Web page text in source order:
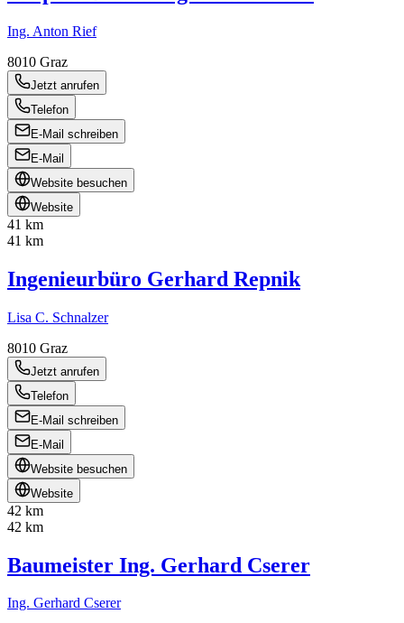
Ing. Anton Rief
8010 Graz
Jetzt anrufen
Telefon
E-Mail schreiben
E-Mail
Website besuchen
Website
41 km
41 km
Ingenieurbüro Gerhard Repnik
Lisa C. Schnalzer
8010 Graz
Jetzt anrufen
Telefon
E-Mail schreiben
E-Mail
Website besuchen
Website
42 km
42 km
Baumeister Ing. Gerhard Cserer
Ing. Gerhard Cserer